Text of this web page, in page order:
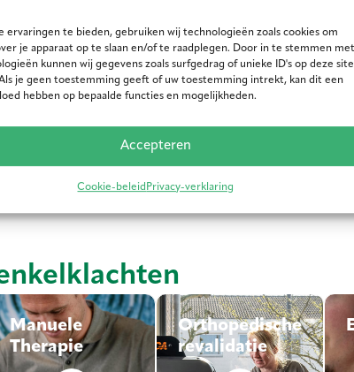
ervaringen te bieden, gebruiken wij technologieën zoals cookies om
je apparaat op te slaan en/of te raadplegen. Door in te stemmen met
kunnen wij gegevens zoals surfgedrag of unieke ID's op deze site
je geen toestemming geeft of uw toestemming intrekt, kan dit een
hebben op bepaalde functies en mogelijkheden.
Accepteren
Cookie-beleid Privacy-verklaring
in je enkel verminderen, maar ook het risico op
het hardlopen? Dan is fysiotherapie voor je enkel
helpen we je graag om van je enkelklachten af te
Manuele
Therapie
Manuele
Therapie
Orthopedische
revalidatie
Orthopedische
revalidatie